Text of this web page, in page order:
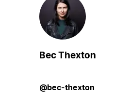
Bec Thexton
@bec-thexton